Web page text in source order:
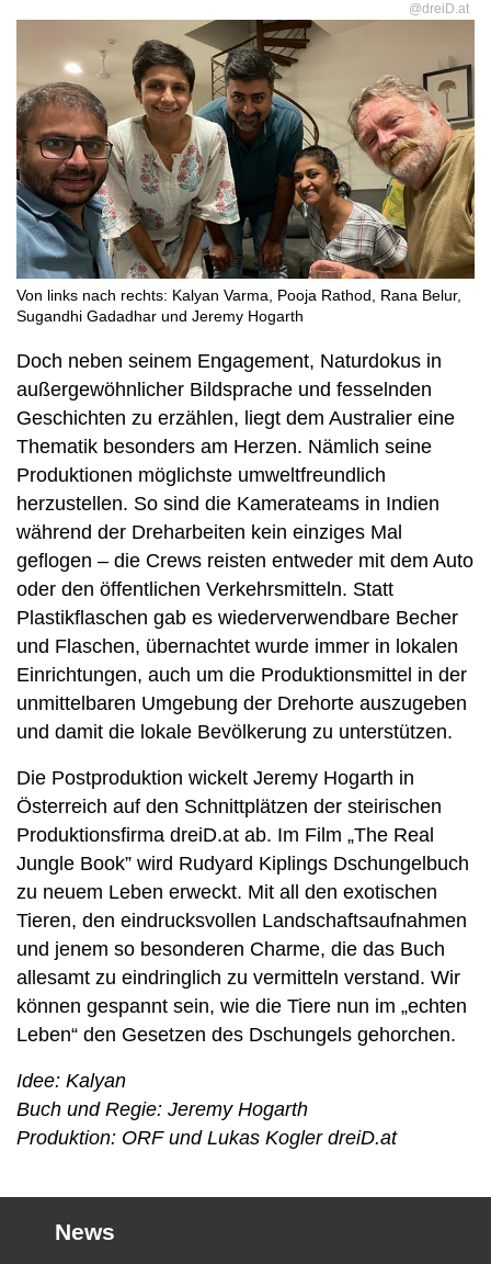
@dreiD.at
Von links nach rechts: Kalyan Varma, Pooja Rathod, Rana Belur,
Sugandhi Gadadhar und Jeremy Hogarth
Doch neben seinem Engagement, Naturdokus in
außergewöhnlicher Bildsprache und fesselnden
Geschichten zu erzählen, liegt dem Australier eine
Thematik besonders am Herzen. Nämlich seine
Produktionen möglichste umweltfreundlich
herzustellen. So sind die Kamerateams in Indien
während der Dreharbeiten kein einziges Mal
geflogen – die Crews reisten entweder mit dem Auto
oder den öffentlichen Verkehrsmitteln. Statt
Plastikflaschen gab es wiederverwendbare Becher
und Flaschen, übernachtet wurde immer in lokalen
Einrichtungen, auch um die Produktionsmittel in der
unmittelbaren Umgebung der Drehorte auszugeben
und damit die lokale Bevölkerung zu unterstützen.
Die Postproduktion wickelt Jeremy Hogarth in
Österreich auf den Schnittplätzen der steirischen
Produktionsfirma dreiD.at ab. Im Film „The Real
Jungle Book” wird Rudyard Kiplings Dschungelbuch
zu neuem Leben erweckt. Mit all den exotischen
Tieren, den eindrucksvollen Landschaftsaufnahmen
und jenem so besonderen Charme, die das Buch
allesamt zu eindringlich zu vermitteln verstand. Wir
können gespannt sein, wie die Tiere nun im „echten
Leben“ den Gesetzen des Dschungels gehorchen.
Idee: Kalyan
Buch und Regie: Jeremy Hogarth
Produktion: ORF und Lukas Kogler dreiD.at
News